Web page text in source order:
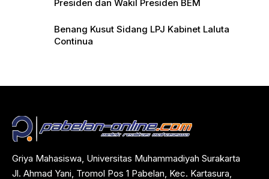
Presiden dan Wakil Presiden BEM
Benang Kusut Sidang LPJ Kabinet Laluta
Continua
Griya Mahasiswa, Universitas Muhammadiyah Surakarta
Jl. Ahmad Yani, Tromol Pos 1 Pabelan, Kec. Kartasura,